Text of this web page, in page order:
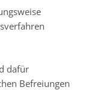
dafür
Befreiungen